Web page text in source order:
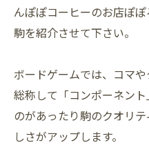
んぽぽコーヒーのお店ぽ
駒を紹介させて下さい。
ボードゲームでは、コマ
総称して「コンポーネン
のがあったり駒のクオリ
しさがアップします。